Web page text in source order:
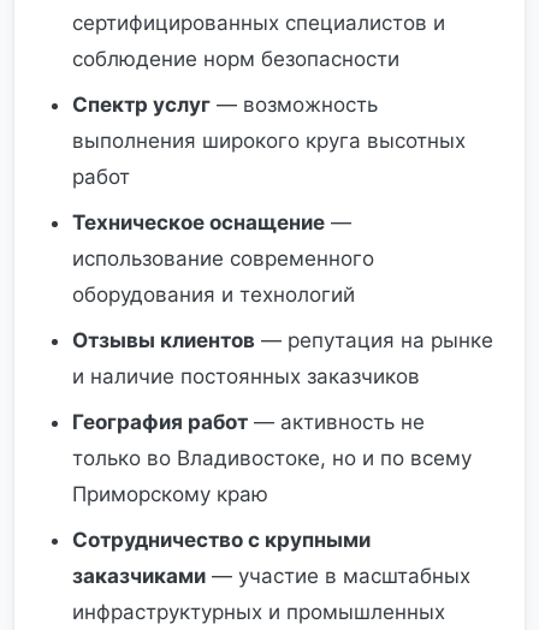
сертифицированных специалистов и
соблюдение норм безопасности
Спектр услуг — возможность
выполнения широкого круга высотных
работ
Техническое оснащение —
использование современного
оборудования и технологий
Отзывы клиентов — репутация на рынке
и наличие постоянных заказчиков
География работ — активность не
только во Владивостоке, но и по всему
Приморскому краю
Сотрудничество с крупными
заказчиками — участие в масштабных
инфраструктурных и промышленных